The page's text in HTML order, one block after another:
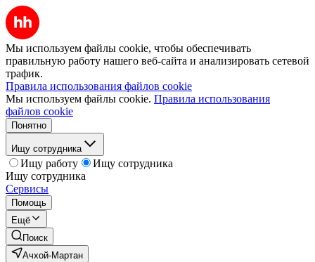
Мы используем файлы cookie, чтобы обеспечивать
правильную работу нашего веб-сайта и анализировать сетевой
трафик.
Правила использования файлов cookie
Мы используем файлы cookie. Правила использования
файлов cookie
Понятно
Ищу сотрудника
Ищу работу
Ищу сотрудника
Ищу сотрудника
Сервисы
Помощь
Ещё
Поиск
Ачхой-Мартан